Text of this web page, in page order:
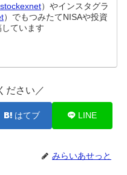
）やインスタグラ
）でもつみたてNISAや投資
ています
ださい／
はてブ LINE
みらいあせっと